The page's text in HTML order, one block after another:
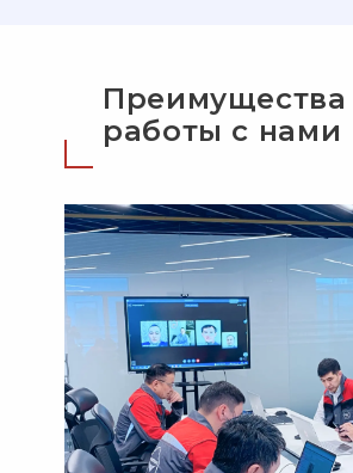
Преимущества
работы с нами